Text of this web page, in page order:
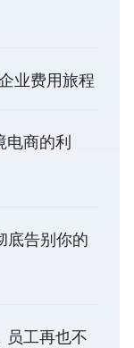
业费用旅程
商的利
底告别你的
员工再也不